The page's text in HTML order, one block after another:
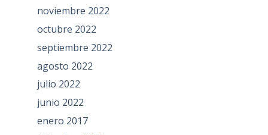
noviembre 2022
octubre 2022
septiembre 2022
agosto 2022
julio 2022
junio 2022
enero 2017